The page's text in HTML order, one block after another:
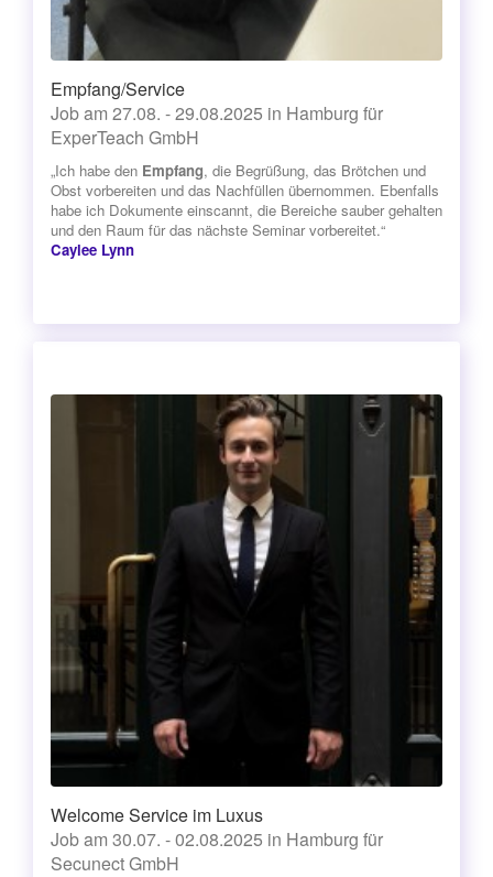
Empfang/Service
Job am 27.08. - 29.08.2025 in Hamburg für
ExperTeach GmbH
„Ich habe den Empfang, die Begrüßung, das Brötchen und
Obst vorbereiten und das Nachfüllen übernommen. Ebenfalls
habe ich Dokumente einscannt, die Bereiche sauber gehalten
und den Raum für das nächste Seminar vorbereitet.“
Caylee Lynn
Welcome Service im Luxus
Job am 30.07. - 02.08.2025 in Hamburg für
Secunect GmbH